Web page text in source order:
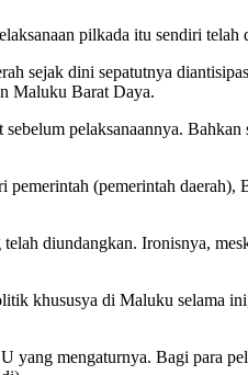
pilkada itu sendiri telah
sejak dini sepatutnya
Maluku Barat Daya.
pelaksanaannya.
pemerintah (pemerintah
diundangkan. Ironisnya,
khususya di Maluku selama
yang mengaturnya. Bagi para